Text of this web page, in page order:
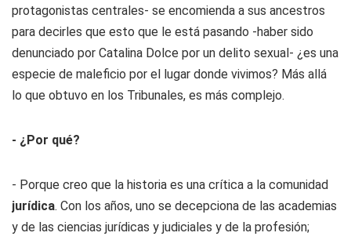
protagonistas centrales- se encomienda a sus ancestros
para decirles que esto que le está pasando -haber sido
denunciado por Catalina Dolce por un delito sexual- ¿es una
especie de maleficio por el lugar donde vivimos? Más allá
lo que obtuvo en los Tribunales, es más complejo.
- ¿Por qué?
- Porque creo que la historia es una crítica a la comunidad
jurídica. Con los años, uno se decepciona de las academias
y de las ciencias jurídicas y judiciales y de la profesión;